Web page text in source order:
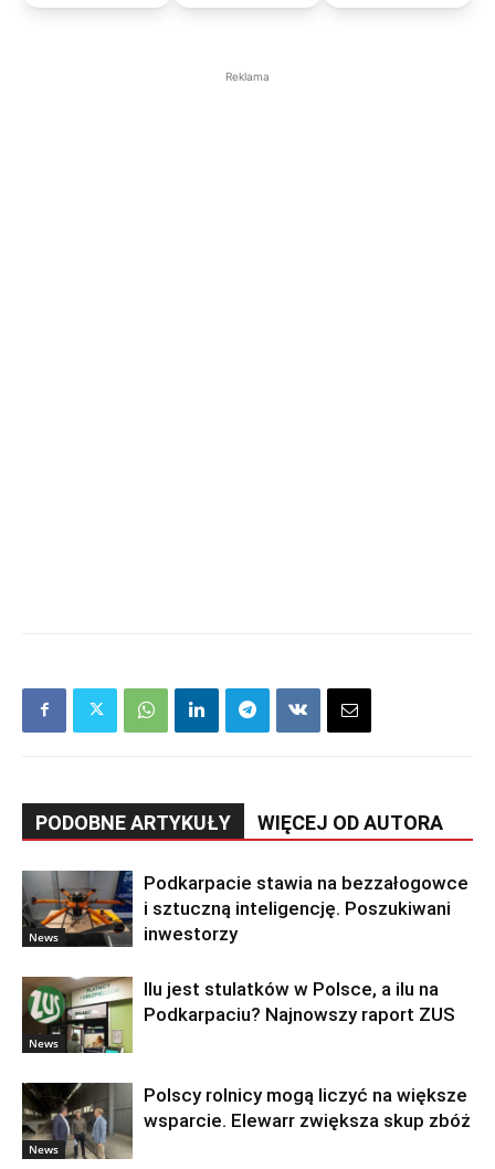
Reklama
PODOBNE ARTYKUŁY WIĘCEJ OD AUTORA
News
Podkarpacie stawia na bezzałogowce
i sztuczną inteligencję. Poszukiwani
inwestorzy
News
Ilu jest stulatków w Polsce, a ilu na
Podkarpaciu? Najnowszy raport ZUS
News
Polscy rolnicy mogą liczyć na większe
wsparcie. Elewarr zwiększa skup zbóż